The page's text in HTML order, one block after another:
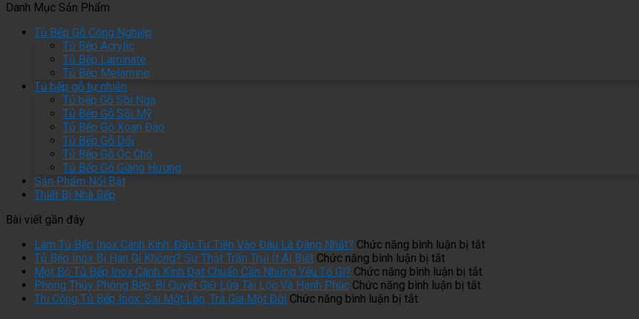
Danh Mục Sản Phẩm
Tủ Bếp Gỗ Công Nghiệp
Tủ Bếp Acrylic
Tủ Bếp Laminate
Tủ Bếp Melamine
Tủ bếp gỗ tự nhiên
Tủ bếp Gỗ Sồi Nga
Tủ Bếp Gỗ Sồi Mỹ
Tủ Bếp Gỗ Xoan Đào
Tủ Bếp Gỗ Dổi
Tủ Bếp Gỗ Óc Chó
Tủ Bếp Gỗ Giáng Hương
Sản Phẩm Nổi Bật
Thiết Bị Nhà Bếp
Bài viết gần đây
Làm Tủ Bếp Inox Cánh Kính: Đầu Tư Tiền Vào Đâu Là Đáng Nhất? Chức năng bình luận bị tắtở
Tủ Bếp Inox Bị Han Gỉ Không? Sự Thật Trần Trụi Ít Ai Biết Chức năng bình luận bị tắtở
Tủ
Bếp
Một Bộ Tủ Bếp Inox Cánh Kính Đạt Chuẩn Cần Những Yếu Tố Gì? Chức năng bình luận bị tắtở
Phong Thủy Phòng Bếp: Bí Quyết Giữ Lửa Tài Lộc Và Hạnh Phúc Chức năng bình luận bị tắtở
Thi Công Tủ Bếp Inox: Sai Một Lần, Trả Giá Một Đời Chức năng bình luận bị tắtở